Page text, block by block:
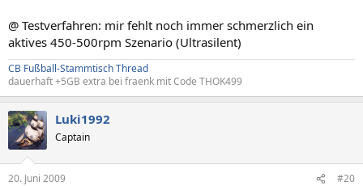
@ Testverfahren: mir fehlt noch immer schmerzlich ein
aktives 450-500rpm Szenario (Ultrasilent)
CB Fußball-Stammtisch Thread
dauerhaft +5GB extra bei fraenk mit Code THOK499
Luki1992
Captain
20. Juni 2009 #20